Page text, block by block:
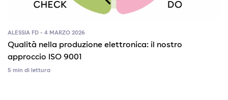
ALESSIA FD - 4 MARZO 2026
Qualità nella produzione elettronica: il nostro
approccio ISO 9001
5 min di lettura